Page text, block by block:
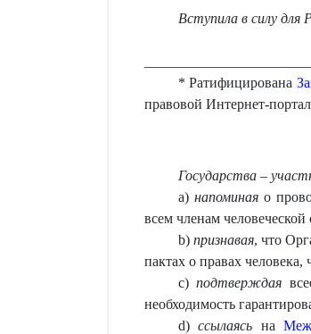
Вступила в силу для
* Ратифицирована
правовой Интернет-
Государства –
a) напоминая о
всем членам
b) признавая, что
пактах о правах
c)подтверждая
необходимость
d)ссылаясь на